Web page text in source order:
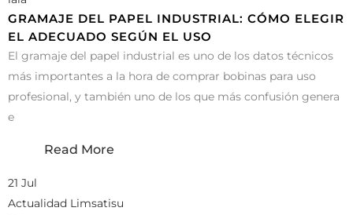
GRAMAJE DEL PAPEL INDUSTRIAL: CÓMO ELEGIR
EL ADECUADO SEGÚN EL USO
El gramaje del papel industrial es uno de los datos técnicos
más importantes a la hora de comprar bobinas para uso
profesional, y también uno de los que más confusión genera
e
Read More
21 Jul
Actualidad Limsatisu